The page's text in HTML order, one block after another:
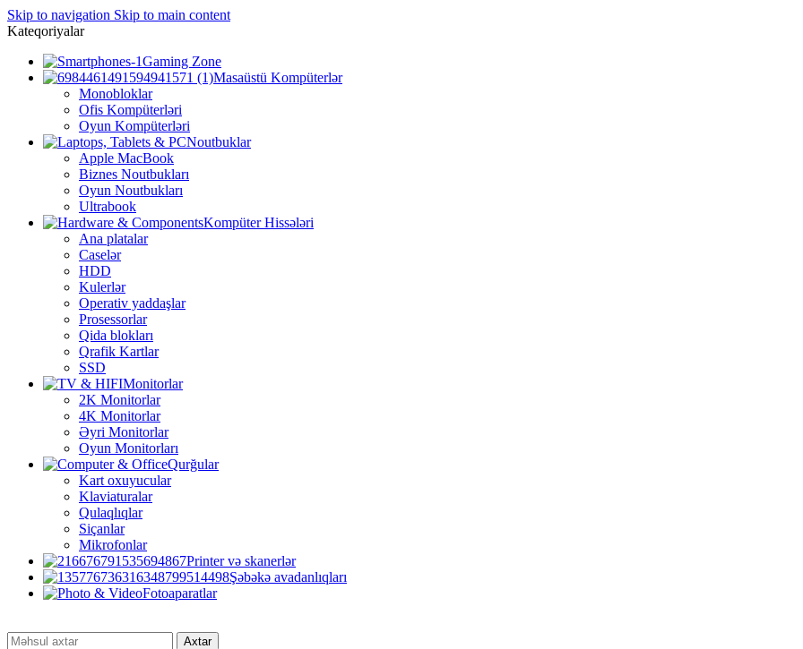
Skip to navigation Skip to main content
Kateqoriyalar
Gaming Zone
Masaüstü Kompüterlər
Monobloklar
Ofis Kompüterləri
Oyun Kompüterləri
Noutbuklar
Apple MacBook
Biznes Noutbukları
Oyun Noutbukları
Ultrabook
Kompüter Hissələri
Ana platalar
Caselər
HDD
Kulerlər
Operativ yaddaşlar
Prosessorlar
Qida blokları
Qrafik Kartlar
SSD
Monitorlar
2K Monitorlar
4K Monitorlar
Əyri Monitorlar
Oyun Monitorları
Qurğular
Kart oxuyucular
Klaviaturalar
Qulaqlıqlar
Siçanlar
Mikrofonlar
Printer və skanerlər
Şəbəkə avadanlıqları
Fotoaparatlar
Axtar